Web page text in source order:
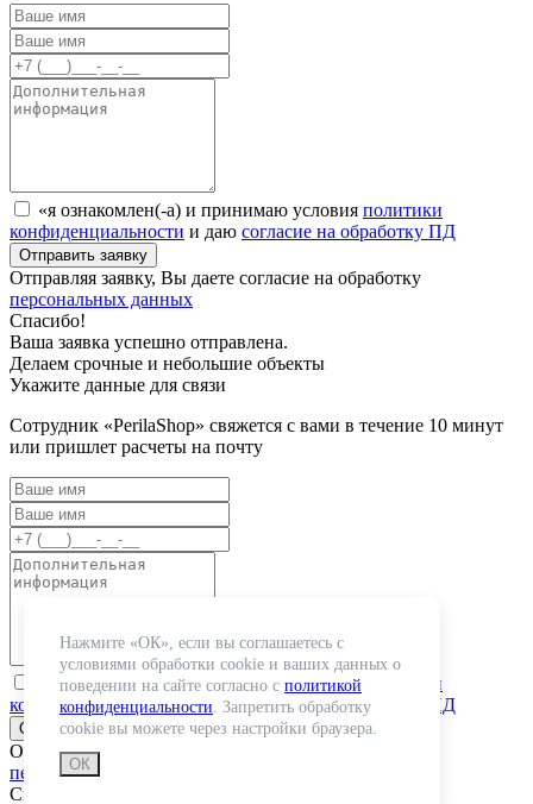
«я ознакомлен(-а) и принимаю условия политики
конфиденциальности и даю согласие на обработку ПД
Отправляя заявку, Вы даете согласие на обработку
персональных данных
Спасибо!
Ваша заявка успешно отправлена.
Делаем срочные и небольшие объекты
Укажите данные для связи
Сотрудник «PerilaShop» свяжется с вами в течение 10 минут
или пришлет расчеты на почту
«я ознакомлен(-а) и принимаю условия
политики
конфиденциальностии даюсогласие на обработку ПД
Отправляя заявку, Вы даете согласие на обработку
персональных данных
Спасибо!
Нажмите «ОК», если вы соглашаетесь с
условиями обработки cookie и ваших данных о
поведении на сайте согласно с политикой
конфиденциальности. Запретить обработку
cookie вы можете через настройки браузера.
ОК